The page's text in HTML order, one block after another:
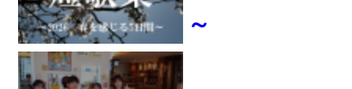
～